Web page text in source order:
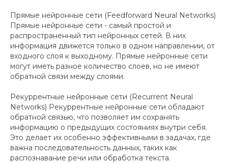
Прямые нейронные сети (Feedforward Neural Networks)
Прямые нейронные сети - самый простой и
распространенный тип нейронных сетей. В них
информация движется только в одном направлении, от
входного слоя к выходному. Прямые нейронные сети
могут иметь разное количество слоев, но не имеют
обратной связи между слоями.
Рекуррентные нейронные сети (Recurrent Neural
Networks) Рекуррентные нейронные сети обладают
обратной связью, что позволяет им сохранять
информацию о предыдущих состояниях внутри себя.
Это делает их особенно эффективными в задачах, где
важна последовательность данных, таких как
распознавание речи или обработка текста.